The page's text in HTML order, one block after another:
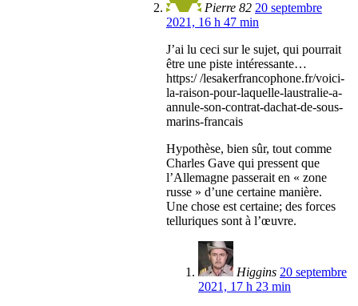
Pierre 82 20 septembre
2021, 16 h 47 min
J’ai lu ceci sur le sujet, qui pourrait
être une piste intéressante…
https:/ /lesakerfrancophone.fr/voici-
la-raison-pour-laquelle-laustralie-a-
annule-son-contrat-dachat-de-sous-
marins-francais
Hypothèse, bien sûr, tout comme
Charles Gave qui pressent que
l’Allemagne passerait en « zone
russe » d’une certaine manière.
Une chose est certaine; des forces
telluriques sont à l’œuvre.
Higgins 20 septembre
2021, 17 h 23 min